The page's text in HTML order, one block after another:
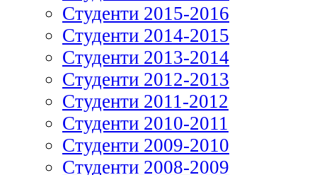
Студенти 2015-2016
Студенти 2014-2015
Студенти 2013-2014
Студенти 2012-2013
Студенти 2011-2012
Студенти 2010-2011
Студенти 2009-2010
Студенти 2008-2009